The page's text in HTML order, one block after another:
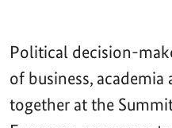
Political decision-
of business,
together at the